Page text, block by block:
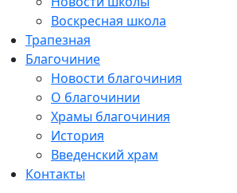
Воскресная школа
Трапезная
Благочиние
Новости благочиния
О благочинии
Храмы благочиния
История
Введенский храм
Контакты